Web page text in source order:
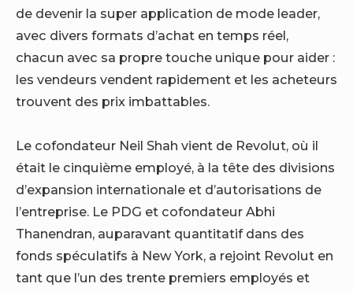
de devenir la super application de mode leader,
avec divers formats d’achat en temps réel,
chacun avec sa propre touche unique pour aider :
les vendeurs vendent rapidement et les acheteurs
trouvent des prix imbattables.
Le cofondateur Neil Shah vient de Revolut, où il
était le cinquième employé, à la tête des divisions
d’expansion internationale et d’autorisations de
l’entreprise. Le PDG et cofondateur Abhi
Thanendran, auparavant quantitatif dans des
fonds spéculatifs à New York, a rejoint Revolut en
tant que l’un des trente premiers employés et